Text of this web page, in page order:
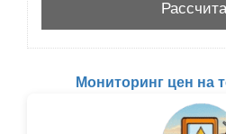
Мониторинг цен на